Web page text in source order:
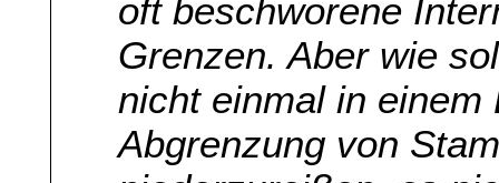
oft beschworene
Grenzen. Aber wie
nicht einmal in
Abgrenzung von